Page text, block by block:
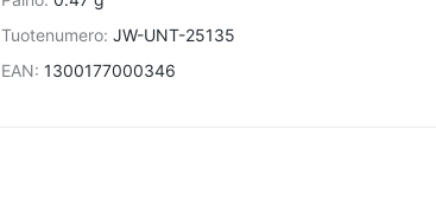
Tuotenumero: JW-UNT-25135
EAN: 1300177000346